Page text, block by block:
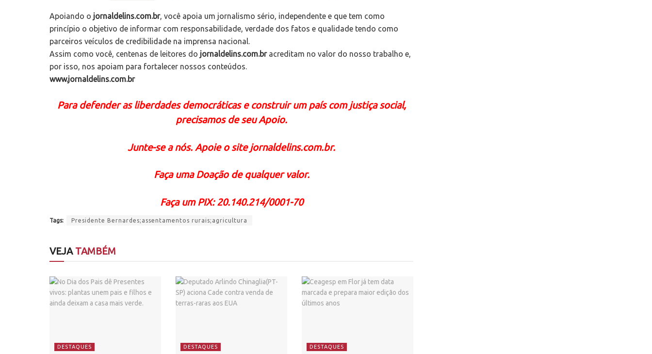
Apoiando o jornaldelins.com.br, você apoia um jornalismo sério, independente e que tem como
princípio o objetivo de informar com responsabilidade, verdade dos fatos e qualidade tendo como
parceiros veículos de credibilidade na imprensa nacional.
Assim como você, centenas de leitores do jornaldelins.com.bracreditam no valor do nosso trabalho e,
por isso, nos apoiam para fortalecer nossos conteúdos.
www.jornaldelins.com.br
Para defender as liberdades democráticas e construir um país com justiça social,
precisamos de seu Apoio.
Junte-se a nós. Apoie o site jornaldelins.com.br.
Faça uma Doação de qualquer valor.
Faça um PIX: 20.140.214/0001-70
Tags: Presidente Bernardes;assentamentos rurais;agricultura
VEJATAMBÉM
DESTAQUES DESTAQUES DESTAQUES